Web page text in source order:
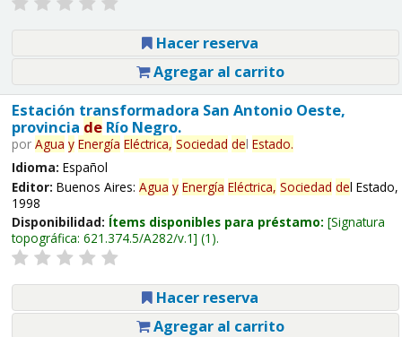
Hacer reserva
Agregar al carrito
Estación transformadora San Antonio Oeste,
provincia deRío Negro.
por Agua y Energía Eléctrica, Sociedad del Estado.
Idioma: Español
Editor: Buenos Aires: Agua y Energía Eléctrica, Sociedad del Estado,
1998
Disponibilidad: Ítems disponibles para préstamo: Signatura
topográfica: 621.374.5/A282/v.1 (1).
Hacer reserva
Agregar al carrito